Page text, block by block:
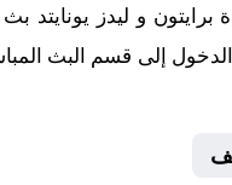
و ليدز
إلى قسم البث